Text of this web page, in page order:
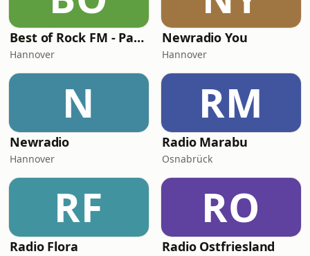
Best of Rock FM - Party Rock
Hannover
Newradio You
Hannover
N
Newradio
Hannover
RM
Radio Marabu
Osnabrück
RF
Radio Flora
RO
Radio Ostfriesland